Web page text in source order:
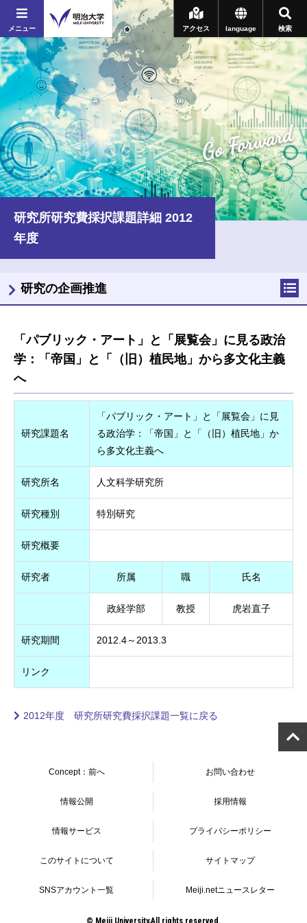
メニュー 検索
language
アクセス
Go Forward
研究所研究費採択課題詳細 2012
年度
「パブリック・アート」と「展覧会」に見る政治
学：「帝国」と「（旧）植民地」から多文化主義
へ
研究課題名
「パブリック・アート」と「展覧会」に見
る政治学：「帝国」と「（旧）植民地」か
ら多文化主義へ
研究所名 人文科学研究所
研究種別 特別研究
研究概要
研究者 所属 職 氏名
政経学部 教授 虎岩直子
研究期間 2012.4～2013.3
リンク
2012年度 研究所研究費採択課題一覧に戻る
研究の企画推進
Concept：前へ お問い合わせ
情報公開 採用情報
情報サービス プライバシーポリシー
このサイトについて サイトマップ
SNSアカウント一覧 Meiji.netニュースレター
© Meiji University,All rights reserved.